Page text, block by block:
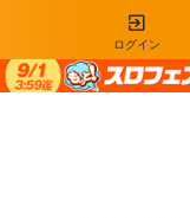
ログイン